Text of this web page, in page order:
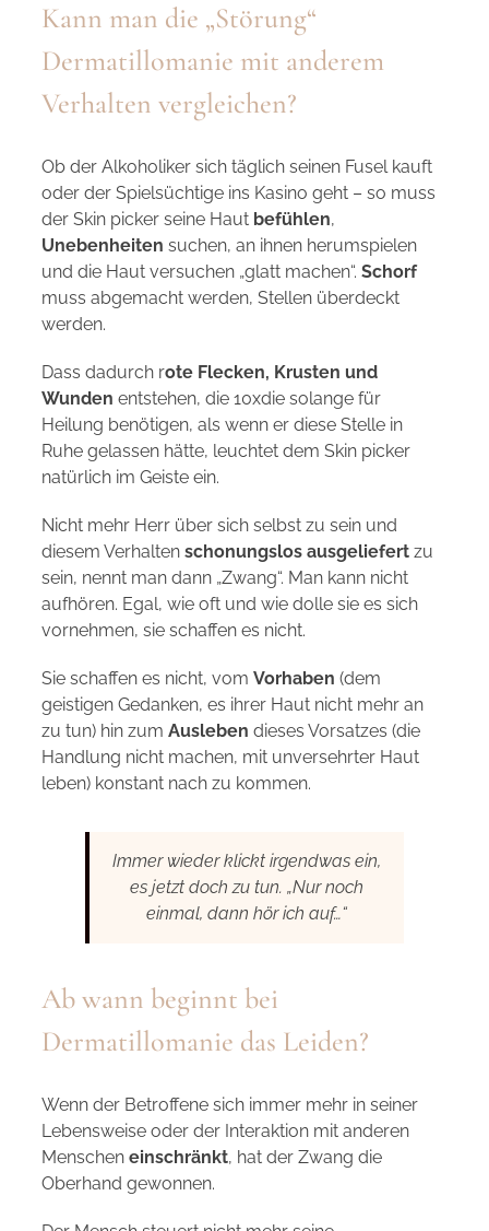
Kann man die „Störung“
Dermatillomanie mit anderem
Verhalten vergleichen?
Ob der Alkoholiker sich täglich seinen Fusel kauft
oder der Spielsüchtige ins Kasino geht – so muss
der Skin picker seine Haut befühlen,
Unebenheitensuchen, an ihnen herumspielen
und die Haut versuchen „glatt machen“.Schorf
muss abgemacht werden, Stellen überdeckt
werden.
Dass dadurch rote Flecken, Krusten und
Wunden entstehen, die 10xdie solange für
Heilung benötigen, als wenn er diese Stelle in
Ruhe gelassen hätte, leuchtet dem Skin picker
natürlich im Geiste ein.
Nicht mehr Herr über sich selbst zu sein und
diesem Verhalten schonungslos ausgeliefert zu
sein, nennt man dann „Zwang“. Man kann nicht
aufhören. Egal, wie oft und wie dolle sie es sich
vornehmen, sie schaffen es nicht.
Sie schaffen es nicht, vomVorhaben (dem
geistigen Gedanken, es ihrer Haut nicht mehr an
zu tun) hin zumAusleben dieses Vorsatzes (die
Handlung nicht machen, mit unversehrter Haut
leben) konstant nach zu kommen.
Immer wieder klickt irgendwas ein,
es jetzt doch zu tun. „Nur noch
einmal, dann hör ich auf…“
Ab wann beginnt bei
Dermatillomanie das Leiden?
Wenn der Betroffene sich immer mehr in seiner
Lebensweise oder der Interaktion mit anderen
Menscheneinschränkt, hat der Zwang die
Oberhand gewonnen.